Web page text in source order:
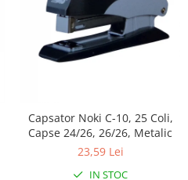
Capsator Noki C-10, 25 Coli,
Capse 24/26, 26/26, Metalic
23,59 Lei
IN STOC